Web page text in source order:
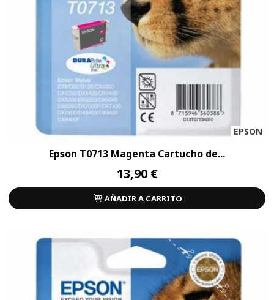
EPSON
Epson T0713 Magenta Cartucho de...
13,90 €
AÑADIR A CARRITO